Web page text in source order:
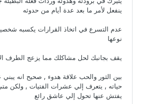
ينفعل لأمر ما بعد عدة أيام من حدوثه
عدم التسرع في اتخاذ القرارات يكسبه
نوعها
يقف بجانبك لحل مشاكلك مما يزعج الطرف
بين الثور والحب علاقة هدوء , صحيح انه
حياته , يتعرف إلي عشرات الفتيات , ولكن
يفتش عنها تحول إلي عاشق رائع